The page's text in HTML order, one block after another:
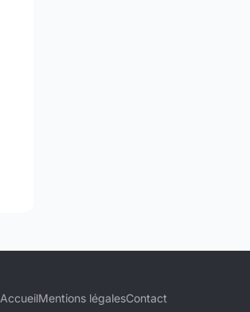
AccueilMentions légalesContact